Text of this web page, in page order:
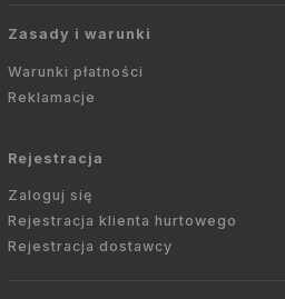
Zasady i warunki
Warunki płatności
Reklamacje
Rejestracja
Zaloguj się
Rejestracja klienta hurtowego
Rejestracja dostawcy